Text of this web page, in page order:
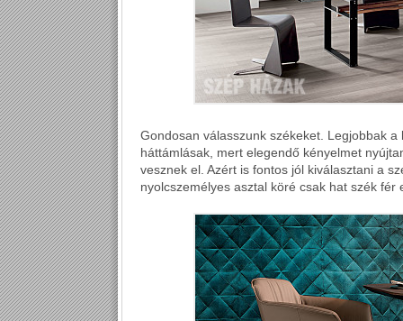
Gondosan válasszunk székeket. Legjobbak
háttámlásak, mert elegendő kényelmet
vesznek el. Azért is fontos jól kiválasztani a
nyolcszemélyes asztal köré csak hat szék fér